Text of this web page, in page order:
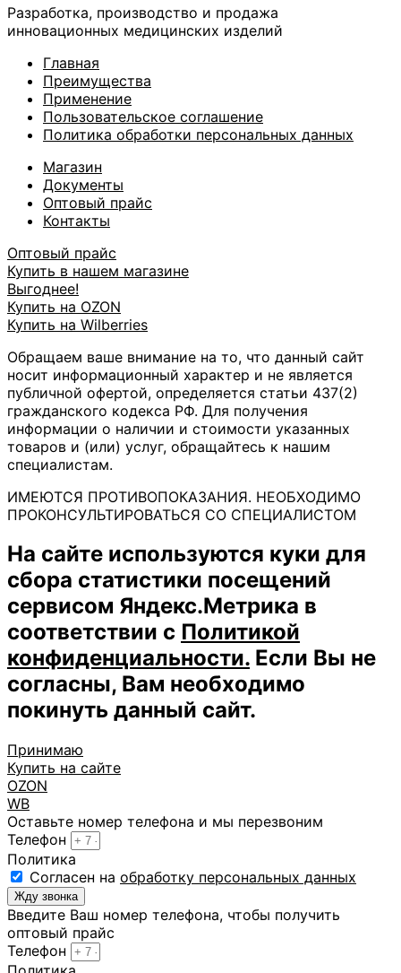
Разработка, производство и продажа
инновационных медицинских изделий
Главная
Преимущества
Применение
Пользовательское соглашение
Политика обработки персональных данных
Магазин
Документы
Оптовый прайс
Контакты
Оптовый прайс
Купить в нашем магазине
Выгоднее!
Купить на OZON
Купить на Wilberries
Обращаем ваше внимание на то, что данный сайт
носит информационный характер и не является
публичной офертой, определяется статьи 437(2)
гражданского кодекса РФ. Для получения
информации о наличии и стоимости указанных
товаров и (или) услуг, обращайтесь к нашим
специалистам.
ИМЕЮТСЯ ПРОТИВОПОКАЗАНИЯ. НЕОБХОДИМО
ПРОКОНСУЛЬТИРОВАТЬСЯ СО СПЕЦИАЛИСТОМ
На сайте используются куки для
сбора статистики посещений
сервисом Яндекс.Метрика в
соответствии с Политикой
конфиденциальности. Если Вы не
согласны, Вам необходимо
покинуть данный сайт.
Принимаю
Купить на сайте
OZON
WB
Оставьте номер телефона и мы перезвоним
Телефон
Политика
Cогласен на обработку персональных данных
Жду звонка
Введите Ваш номер телефона, чтобы получить
оптовый прайс
Телефон